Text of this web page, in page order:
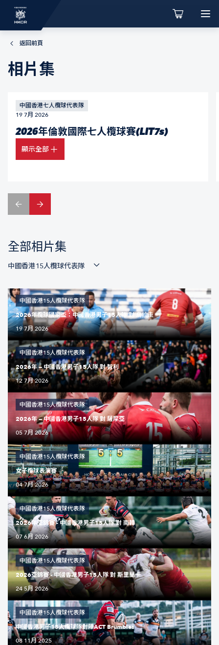
返回前頁
相片集
中國香港七人欖球代表隊
19 7月 2026
2026年倫敦國際七人欖球賽(LIT7s)
顯示全部
全部相片集
中國香港15人欖球代表隊
中國香港15人欖球代表隊
2026年欖球國家盃：中國香港男子15人隊 對 烏拉圭
19 7月 2026
中國香港15人欖球代表隊
2026年 — 中國香港男子15人隊 對 智利
12 7月 2026
中國香港15人欖球代表隊
2026年 — 中國香港男子15人隊 對 薩摩亞
05 7月 2026
中國香港15人欖球代表隊
女子欖球表演賽
04 7月 2026
中國香港15人欖球代表隊
2026年亞錦賽 - 中國香港男子15人隊 對 南韓
07 6月 2026
中國香港15人欖球代表隊
2026亞錦賽 - 中國香港男子15人隊 對 斯里蘭卡
24 5月 2026
中國香港15人欖球代表隊
中國香港男子15人欖球隊對陣ACT Brumbies
08 11月 2025